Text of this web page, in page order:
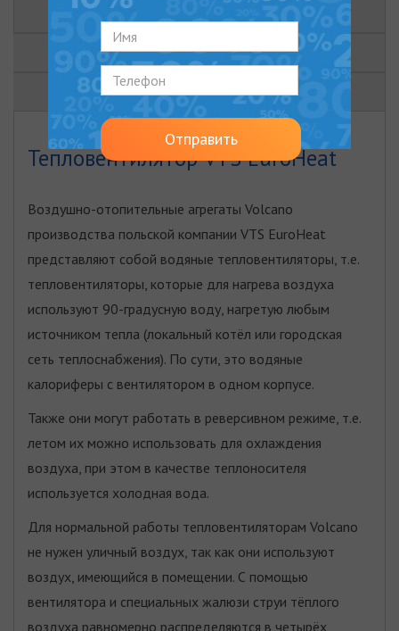
ХАРАКТЕРИСТИКИ
ОТЗЫВЫ (0)
Тепловентилятор VTS EuroHeat
Воздушно-отопительные агрегаты Volcano
производства польской компании VTS EuroHeat
представляют собой водяные тепловентиляторы, т.е.
тепловентиляторы, которые для нагрева воздуха
используют 90-градусную воду, нагретую любым
источником тепла (локальный котёл или городская
сеть теплоснабжения). По сути, это водяные
калориферы с вентилятором в одном корпусе.
Также они могут работать в реверсивном режиме, т.е.
летом их можно использовать для охлаждения
воздуха, при этом в качестве теплоносителя
используется холодная вода.
Для нормальной работы тепловентиляторам Volcano
не нужен уличный воздух, так как они используют
воздух, имеющийся в помещении. С помощью
вентилятора и специальных жалюзи струи тёплого
воздуха равномерно распределяются в четырёх
Отправить